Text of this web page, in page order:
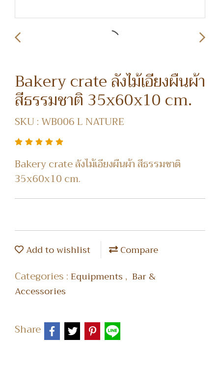
Bakery crate ลังไม้เอียงผืนผ้า
สีธรรมชาติ 35x60x10 cm.
SKU : WB006 L NATURE
Bakery crate ลังไม้เอียงผืนผ้า สีธรรมชาติ
35x60x10 cm.
Add to wishlist Compare
Categories :Equipments , Bar &
Accessories
Share